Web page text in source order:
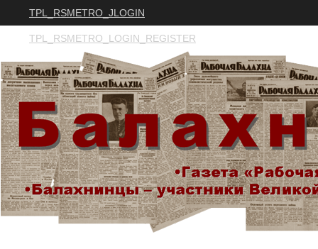
TPL_RSMETRO_JLOGIN
TPL_RSMETRO_LOGIN_REGISTER